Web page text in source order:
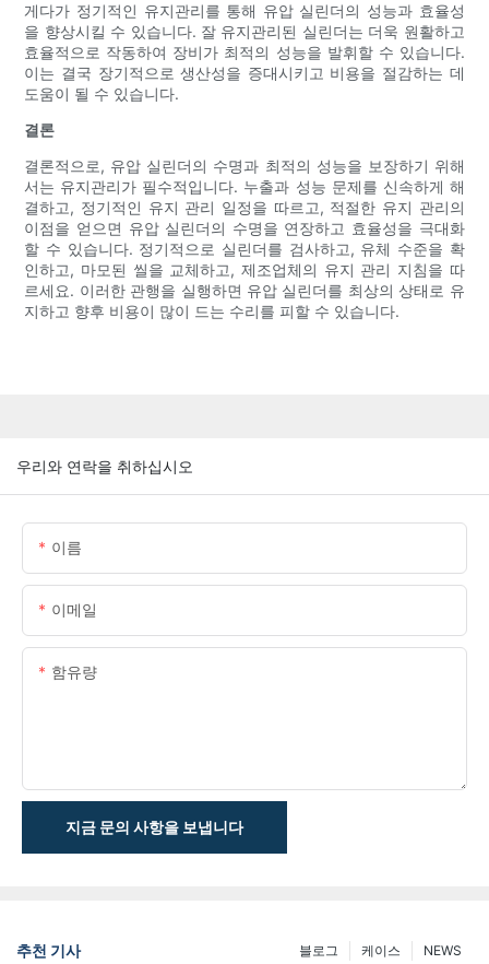
게다가 정기적인 유지관리를 통해 유압 실린더의 성능과 효율성
을 향상시킬 수 있습니다. 잘 유지관리된 실린더는 더욱 원활하고
효율적으로 작동하여 장비가 최적의 성능을 발휘할 수 있습니다.
이는 결국 장기적으로 생산성을 증대시키고 비용을 절감하는 데
도움이 될 수 있습니다.
결론
결론적으로, 유압 실린더의 수명과 최적의 성능을 보장하기 위해
서는 유지관리가 필수적입니다. 누출과 성능 문제를 신속하게 해
결하고, 정기적인 유지 관리 일정을 따르고, 적절한 유지 관리의
이점을 얻으면 유압 실린더의 수명을 연장하고 효율성을 극대화
할 수 있습니다. 정기적으로 실린더를 검사하고, 유체 수준을 확
인하고, 마모된 씰을 교체하고, 제조업체의 유지 관리 지침을 따
르세요. 이러한 관행을 실행하면 유압 실린더를 최상의 상태로 유
지하고 향후 비용이 많이 드는 수리를 피할 수 있습니다.
우리와 연락을 취하십시오
이름
이메일
함유량
지금 문의 사항을 보냅니다
추천 기사 NEWS
케이스
블로그